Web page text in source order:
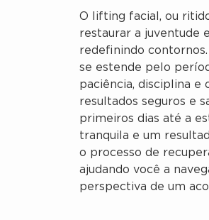
O lifting facial, ou
restaurar a juventude
redefinindo
se estende pelo
paciência, disciplina e
resultados seguros e
primeiros dias até a
tranquila e um
o processo de
ajudando você a
perspectiva de um